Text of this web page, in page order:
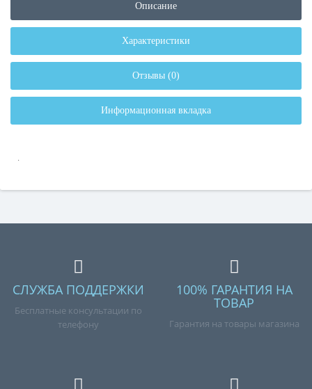
Описание
Характеристики
Отзывы (0)
Информационная вкладка
.
СЛУЖБА ПОДДЕРЖКИ
Бесплатные консультации по
телефону
100% ГАРАНТИЯ НА
ТОВАР
Гарантия на товары магазина